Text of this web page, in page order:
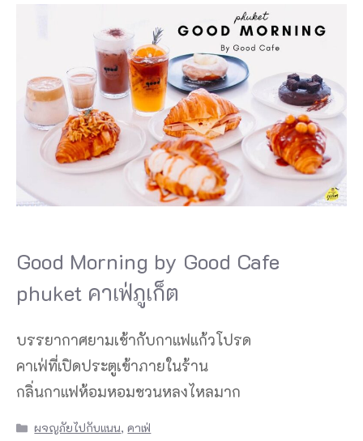
Good Morning by Good Cafe
phuket คาเฟ่ภูเก็ต
บรรยากาศยามเช้ากับกาแฟแก้วโปรด
คาเฟ่ที่เปิดประตูเข้าภายในร้าน
กลิ่นกาแฟห้อมหอมชวนหลงไหลมาก
Categories
ผจญภัยไปกับแนน,คาเฟ่